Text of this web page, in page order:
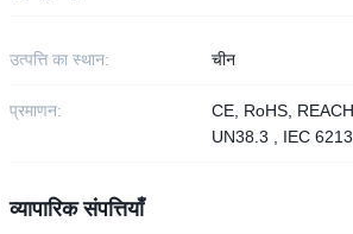
उत्पत्ति का स्थान: चीन
प्रमाणन:
CE, RoHS,
UN38.3 , IEC
व्यापारिक संपत्तियाँ